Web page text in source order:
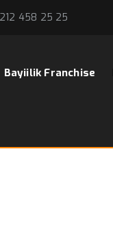
212 458 25 25
Bayiilik Franchise